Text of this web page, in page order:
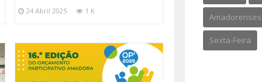
24 Abril 2025 1 K
Amadorenses
Sexta-Feira